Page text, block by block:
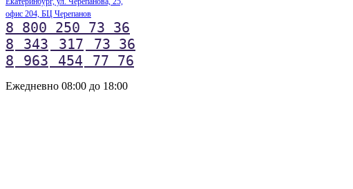
офис 204, БЦ Черепанов
8 800 250 73 36
8
343 317
73 36
8
963 454 77 76
Ежедневно 08:00 до 18:00